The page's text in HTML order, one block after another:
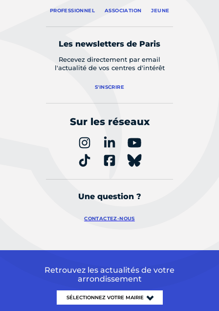
PROFESSIONNEL ASSOCIATION JEUNE
Les newsletters de Paris
Recevez directement par email
l'actualité de vos centres d'intérêt
S'INSCRIRE
Sur les réseaux
Une question ?
CONTACTEZ-NOUS
Retrouvez les actualités de votre
arrondissement